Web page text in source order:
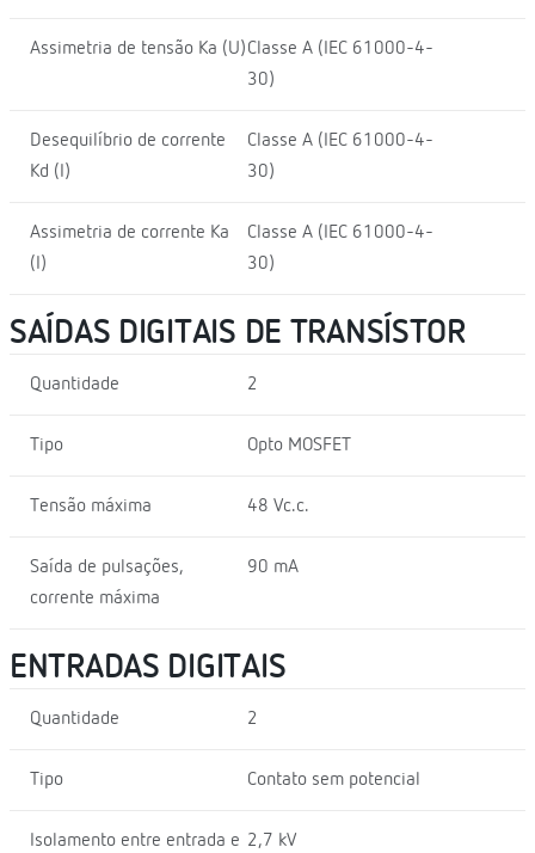
Assimetria de tensão Ka (U)Classe A (IEC 61000-4-
30)
Desequilíbrio de corrente
Kd (I)
Classe A (IEC 61000-4-
30)
Assimetria de corrente Ka
(I)
Classe A (IEC 61000-4-
30)
SAÍDAS DIGITAIS DE TRANSÍSTOR
Quantidade 2
Tipo Opto MOSFET
Tensão máxima 48 Vc.c.
Saída de pulsações,
corrente máxima
90 mA
ENTRADAS DIGITAIS
Quantidade 2
Tipo Contato sem potencial
Isolamento entre entrada e 2,7 kV